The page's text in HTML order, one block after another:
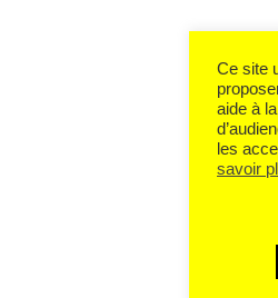
Ce site
aide à
les
savoir